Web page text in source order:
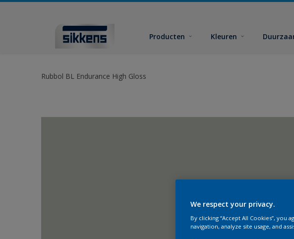
Producten Kleuren
Rubbol BL Endurance High Gloss
We respect your privacy.
By clicking “Accept All Cookies”,
navigation, analyze site usage, and